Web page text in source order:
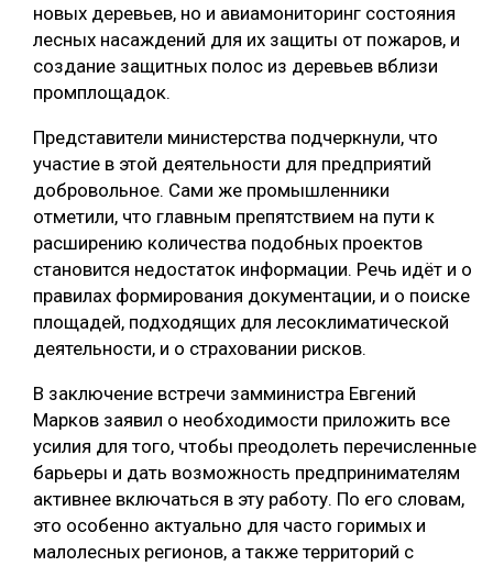
новых деревьев, но и авиамониторинг состояния
лесных насаждений для их защиты от пожаров, и
создание защитных полос из деревьев вблизи
промплощадок.
Представители министерства подчеркнули, что
участие в этой деятельности для предприятий
добровольное. Сами же промышленники
отметили, что главным препятствием на пути к
расширению количества подобных проектов
становится недостаток информации. Речь идёт и о
правилах формирования документации, и о поиске
площадей, подходящих для лесоклиматической
деятельности, и о страховании рисков.
В заключение встречи замминистра Евгений
Марков заявил о необходимости приложить все
усилия для того, чтобы преодолеть перечисленные
барьеры и дать возможность предпринимателям
активнее включаться в эту работу. По его словам,
это особенно актуально для часто горимых и
малолесных регионов, а также территорий с